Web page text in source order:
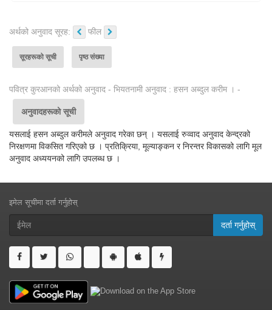
अर्थको अनुवाद सूरह: फील
सूरहरूको सूची पृष्ठ संख्या
पवित्र कुरआनको अर्थको अनुवाद - भियतनामी अनुवाद : हसन अब्दुल करीम । -
अनुवादहरूको सूची
यसलाई हसन अब्दुल करीमले अनुवाद गरेका छन् । यसलाई रुव्वाद अनुवाद केन्द्रको
निरक्षणमा विकसित गरिएको छ । प्रतिक्रिया, मूल्याङ्कन र निरन्तर विकासको लागि मूल
अनुवाद अध्ययनको लागि उपलब्ध छ ।
इमेल सूचीमा दर्ता गर्नुहोस्
दर्ता गर्नुहोस्